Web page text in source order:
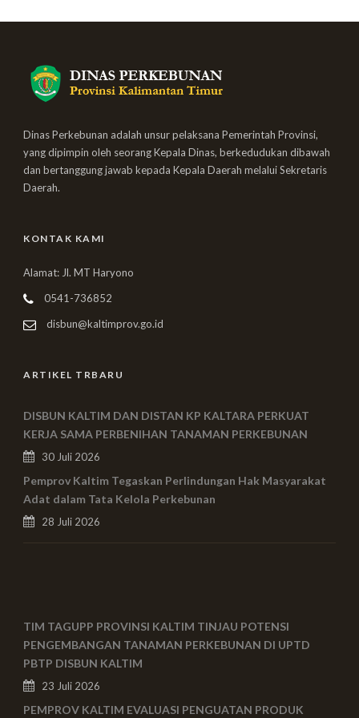
Dinas Perkebunan adalah unsur pelaksana Pemerintah Provinsi,
yang dipimpin oleh seorang Kepala Dinas, berkedudukan dibawah
dan bertanggung jawab kepada Kepala Daerah melalui Sekretaris
Daerah.
KONTAK KAMI
Alamat: Jl. MT Haryono
0541-736852
disbun@kaltimprov.go.id
ARTIKEL TRBARU
DISBUN KALTIM DAN DISTAN KP KALTARA PERKUAT
KERJA SAMA PERBENIHAN TANAMAN PERKEBUNAN
30 Juli 2026
Pemprov Kaltim Tegaskan Perlindungan Hak Masyarakat
Adat dalam Tata Kelola Perkebunan
28 Juli 2026
TIM TAGUPP PROVINSI KALTIM TINJAU POTENSI
PENGEMBANGAN TANAMAN PERKEBUNAN DI UPTD
PBTP DISBUN KALTIM
23 Juli 2026
PEMPROV KALTIM EVALUASI PENGUATAN PRODUK